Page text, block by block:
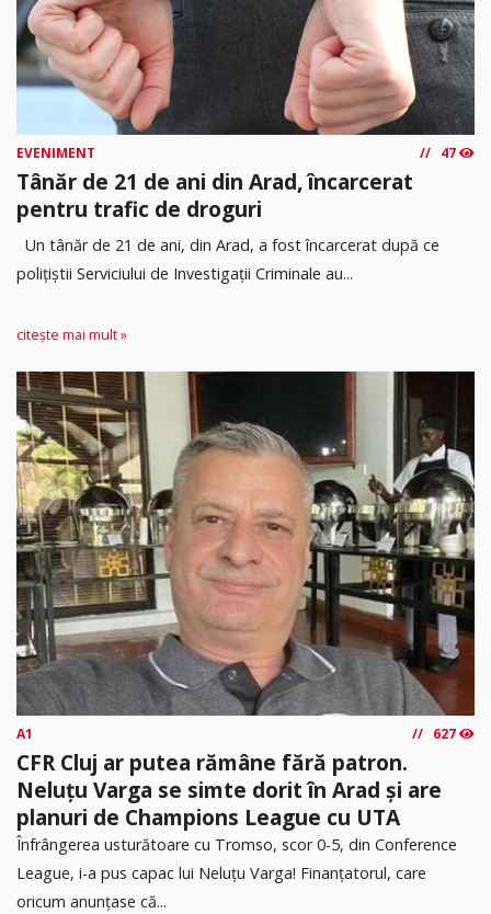
EVENIMENT 47
Tânăr de 21 de ani din Arad, încarcerat
pentru trafic de droguri
Un tânăr de 21 de ani, din Arad, a fost încarcerat după ce
polițiștii Serviciului de Investigații Criminale au...
citește mai mult »
A1 627
CFR Cluj ar putea rămâne fără patron.
Neluțu Varga se simte dorit în Arad și are
planuri de Champions League cu UTA
Înfrângerea usturătoare cu Tromso, scor 0-5, din Conference
League, i-a pus capac lui Neluțu Varga! Finanțatorul, care
oricum anunțase că...